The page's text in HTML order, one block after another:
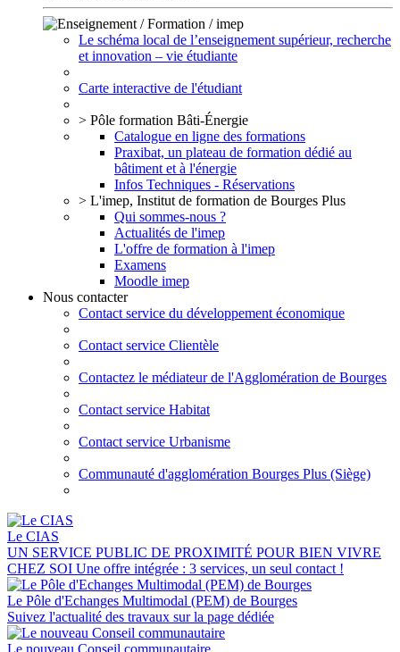
Le schéma local de l’enseignement supérieur, recherche
et innovation – vie étudiante
Carte interactive de l'étudiant
> Pôle formation Bâti-Énergie
Catalogue en ligne des formations
Praxibat, un plateau de formation dédié au
bâtiment et à l'énergie
Infos Techniques - Réservations
> L'imep, Institut de formation de Bourges Plus
Qui sommes-nous ?
Actualités de l'imep
L'offre de formation à l'imep
Examens
Moodle imep
Nous contacter
Contact service du développement économique
Contact service Clientèle
Contactez le médiateur de l'Agglomération de Bourges
Contact service Habitat
Contact service Urbanisme
Communauté d'agglomération Bourges Plus (Siège)
Le CIAS
UN SERVICE PUBLIC DE PROXIMITÉ POUR BIEN VIVRE
CHEZ SOI Une offre intégrée : 3 services, un seul contact !
Le Pôle d'Echanges Multimodal (PEM) de Bourges
Suivez l'actualité des travaux sur la page dédiée
Le nouveau Conseil communautaire